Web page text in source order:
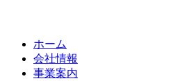
ホーム
会社情報
事業案内